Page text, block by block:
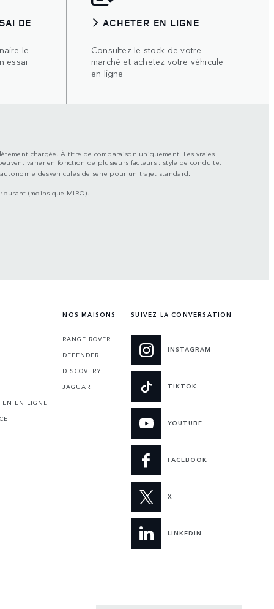
DE
le
essai
ACHETER EN LIGNE
Consultez le stock de votre
marché et achetez votre véhicule
en ligne
chargée. À titre de comparaison uniquement. Les vraies
varier en fonction de plusieurs facteurs : style de conduite,
desvéhicules de série pour un trajet standard.
(moins que MIRO).
EN LIGNE
NOS MAISONS
RANGE ROVER
DEFENDER
DISCOVERY
JAGUAR
SUIVEZ LA CONVERSATION
INSTAGRAM
TIKTOK
YOUTUBE
FACEBOOK
X
LINKEDIN